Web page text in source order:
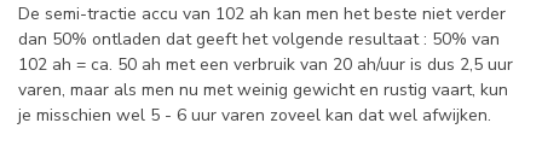
De semi-tractie accu van 102 ah kan men het beste niet verder
dan 50% ontladen dat geeft het volgende resultaat : 50% van
102 ah = ca. 50 ah met een verbruik van 20 ah/uur is dus 2,5 uur
varen, maar als men nu met weinig gewicht en rustig vaart, kun
je misschien wel 5 - 6 uur varen zoveel kan dat wel afwijken.